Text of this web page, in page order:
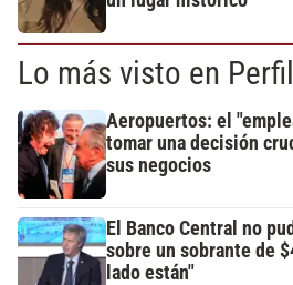
Lo más visto en Perfil
Aeropuertos: el
tomar una decisión
sus negocios
El Banco Central no
sobre un sobrante de
lado están"